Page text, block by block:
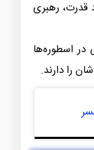
و برق بود،
رهبری